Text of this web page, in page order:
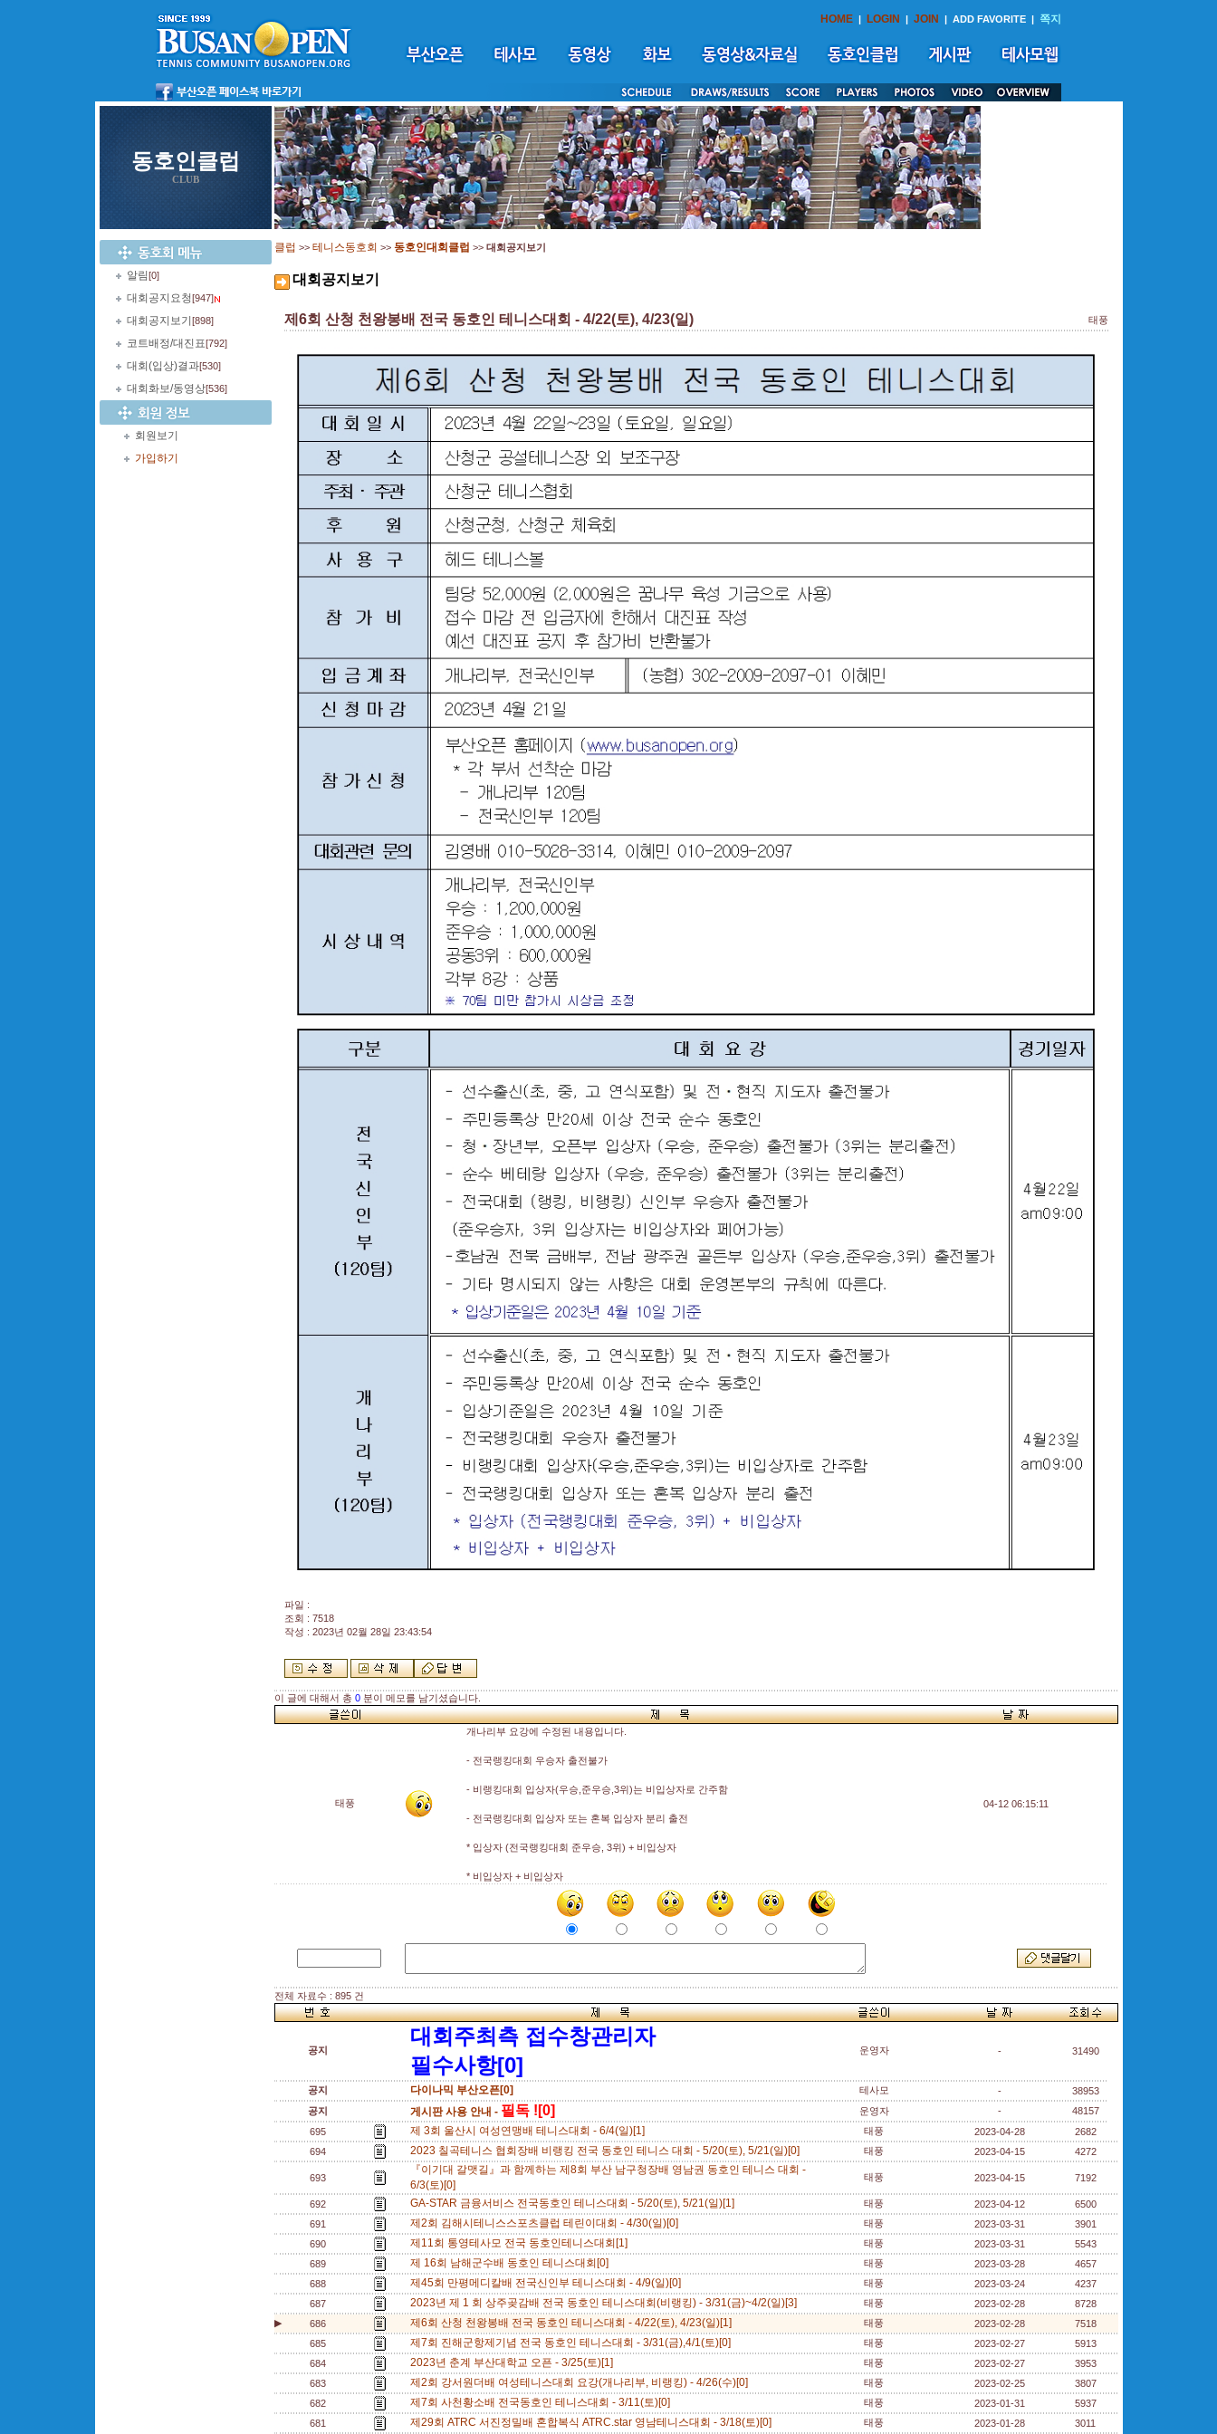
HOME | LOGIN | JOIN | ADD FAVORITE | 쪽지
동호인클럽
CLUB
알림[0]
대회공지요청[947]
대회공지보기 [898]
코트배정/대진표[792]
대회(입상)결과[530]
대회화보/동영상[536]
회원보기
가입하기
클럽 >> 테니스동호회 >> 동호인대회클럽 >> 대회공지보기
대회공지보기
제6회 산청 천왕봉배 전국 동호인 테니스대회 - 4/22(토), 4/23(일) 태풍
파일 :
조회 : 7518
작성 : 2023년 02월 28일 23:43:54
이 글에 대해서 총 0분이 메모를 남기셨습니다.
태풍
개나리부 요강에 수정된 내용입니다.
- 전국랭킹대회 우승자 출전불가
- 비랭킹대회 입상자(우승,준우승,3위)는 비입상자로 간주함
- 전국랭킹대회 입상자 또는 혼복 입상자 분리 출전
* 입상자 (전국랭킹대회 준우승, 3위) + 비입상자
* 비입상자 + 비입상자
04-12 06:15:11
전체 자료수 : 895 건
공지
대회주최측 접수창관리자
필수사항[0]
운영자 - 31490
공지 다이나믹 부산오픈[0] 테사모 -
38953
공지
게시판 사용 안내 - 필독 ![0] 운영자 -
48157
695
제 3회 울산시 여성연맹배 테니스대회 - 6/4(일)[1] 태풍 2023-04-28
2682
694
2023 칠곡테니스 협회장배 비랭킹 전국 동호인 테니스 대회 - 5/20(토), 5/21(일)[0] 태풍 2023-04-15 4272
693
『이기대 갈맷길』과 함께하는 제8회 부산 남구청장배 영남권 동호인 테니스 대회 -
6/3(토)[0]
태풍 2023-04-15 7192
692 GA-STAR 금융서비스 전국동호인 테니스대회 - 5/20(토), 5/21(일)[1] 태풍 2023-04-12
6500
691
제2회 김해시테니스스포츠클럽 테린이대회 - 4/30(일)[0] 태풍 2023-03-31
3901
690
제11회 통영테사모 전국 동호인테니스대회[1] 태풍 2023-03-31
5543
689
제 16회 남해군수배 동호인 테니스대회[0] 태풍 2023-03-28
4657
688
제45회 만평메디칼배 전국신인부 테니스대회 - 4/9(일)[0] 태풍 2023-03-24
4237
687
2023년 제 1 회 상주곶감배 전국 동호인 테니스대회(비랭킹) - 3/31(금)~4/2(일)[3] 태풍 2023-02-28
8728
▶
686 제6회 산청 천왕봉배 전국 동호인 테니스대회 - 4/22(토), 4/23(일)[1] 태풍 2023-02-28
7518
685
제7회 진해군항제기념 전국 동호인 테니스대회 - 3/31(금),4/1(토)[0] 태풍 2023-02-27
5913
684
2023년 춘계 부산대학교 오픈 - 3/25(토)[1] 태풍 2023-02-27
3953
683
제2회 강서원더배 여성테니스대회 요강(개나리부, 비랭킹) - 4/26(수)[0] 태풍 2023-02-25
3807
682
제7회 사천황소배 전국동호인 테니스대회 - 3/11(토)[0] 태풍 2023-01-31
5937
681
제29회 ATRC 서진정밀배 혼합복식 ATRC.star 영남테니스대회 - 3/18(토)[0] 태풍 2023-01-28 3011